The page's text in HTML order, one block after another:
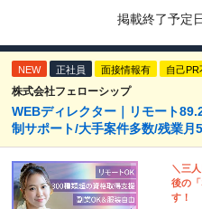
掲載終了予定
NEW 正社員 面接情報有 自己PR
株式会社フェローシップ
WEBディレクター｜リモート
制サポート/大手案件多数/残業月
＼三
後の
す！